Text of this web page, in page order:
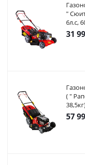
"
6л.с,
31
( "
57